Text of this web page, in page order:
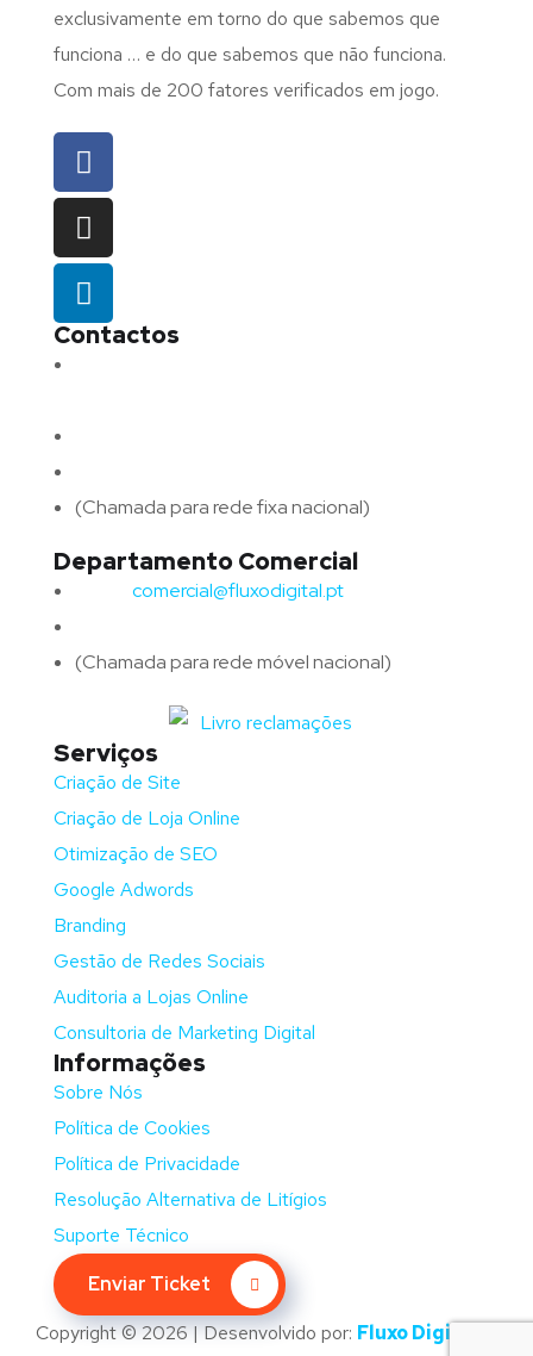
exclusivamente em torno do que sabemos que
funciona … e do que sabemos que não funciona.
Com mais de 200 fatores verificados em jogo.
Contactos
(Chamada para rede fixa nacional)
Departamento Comercial
comercial@fluxodigital.pt
(Chamada para rede móvel nacional)
Serviços
Criação de Site
Criação de Loja Online
Otimização de SEO
Google Adwords
Branding
Gestão de Redes Sociais
Auditoria a Lojas Online
Consultoria de Marketing Digital
Informações
Sobre Nós
Política de Cookies
Política de Privacidade
Resolução Alternativa de Litígios
Suporte Técnico
Enviar Ticket
Copyright © 2026 | Desenvolvido por: Fluxo Digital –